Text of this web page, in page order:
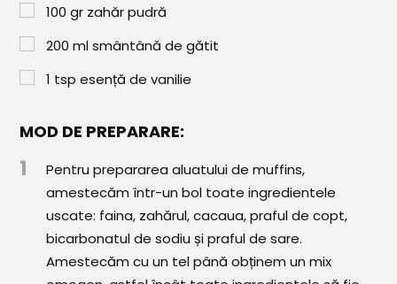
iCooking
Regulament de postare
CONCURS
100 gr zahăr pudră
200 ml smântână de gătit
1 tsp esență de vanilie
MOD DE PREPARARE:
1
Pentru prepararea aluatului de muffins,
amestecăm într-un bol toate ingredientele
uscate: faina, zahărul, cacaua, praful de copt,
bicarbonatul de sodiu și praful de sare.
Amestecăm cu un tel până obținem un mix